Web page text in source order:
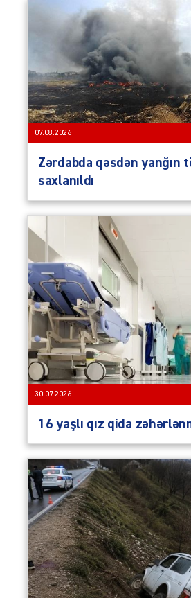
07.08.2026
Zərdabda qəsdən yanğın
saxlanıldı
30.07.2026
16 yaşlı qız qida